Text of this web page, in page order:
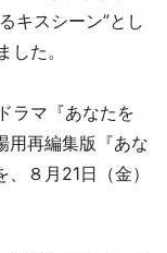
キスシーン”とし
た。
ラマ『あなたを
用再編集版『あな
８月21日（金）